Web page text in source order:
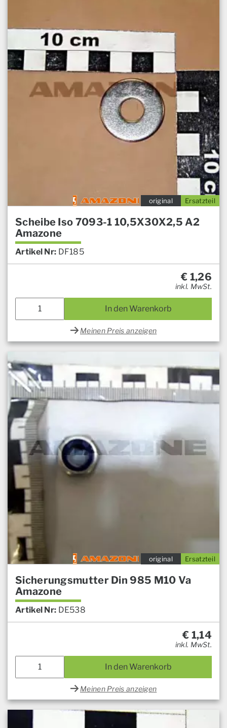
Ersatzteil
original
Scheibe Iso 7093-1 10,5X30X2,5 A2
Amazone
Artikel Nr: DF185
€ 1,26
inkl. MwSt.
In den Warenkorb
Meinen Preis anzeigen
Ersatzteil
original
Sicherungsmutter Din 985 M10 Va
Amazone
Artikel Nr: DE538
€ 1,14
inkl. MwSt.
In den Warenkorb
Meinen Preis anzeigen